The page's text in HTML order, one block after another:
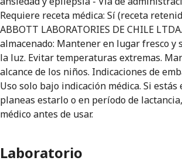
Requiere receta médica: Sí (receta
ABBOTT LABORATORIES DE CHILE
almacenado: Mantener en lugar fresco y
la luz. Evitar temperaturas extremas.
alcance de los niños. Indicaciones de
Uso solo bajo indicación médica. Si estás
planeas estarlo o en período de
médico antes de usar.
Laboratorio